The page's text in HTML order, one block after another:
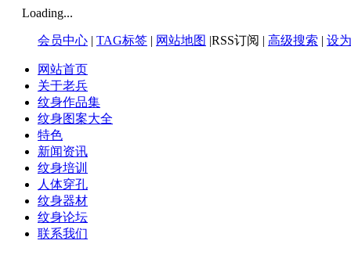
Loading...
会员中心 | TAG标签 | 网站地图 |RSS订阅 | 高级搜索 | 设
网站首页
关于老兵
纹身作品集
纹身图案大全
特色
新闻资讯
纹身培训
人体穿孔
纹身器材
纹身论坛
联系我们